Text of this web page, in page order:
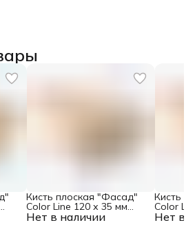
Нет в наличии
Кисть плоская "Фасад"
Color Line 120 х 35 мм
Matrix Нет в
Кисть
Color
Matrix